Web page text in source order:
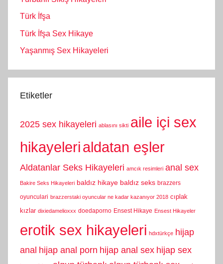
Türk İfşa
Türk İfşa Sex Hikaye
Yaşanmış Sex Hikayeleri
Etiketler
2025 sex hikayeleri ablasını sikti aile içi sex
hikayelerialdatan eşler
Aldatanlar Seks Hikayeleri amcık resimleri anal sex
Bakire Seks Hikayeleri baldız hikaye baldız seks brazzers
oyunculari brazzerstaki oyuncular ne kadar kazanıyor 2018 cıplak
kızlar dixiedamelioxxx doedaporno Ensest Hikaye Ensest Hikayeler
erotik sex hikayeleri hdxtürkçe hijap
anal hijap anal porn hijap anal sex hijap sex